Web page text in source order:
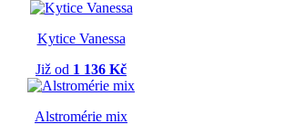
Kytice Vanessa
Již od 1 136 Kč
Alstromérie mix